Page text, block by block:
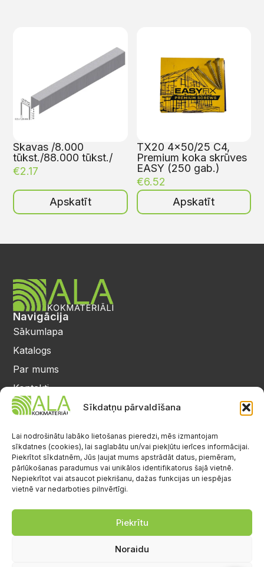
Sīkdatņu pārvaldīšana
Lai nodrošinātu labāko lietošanas pieredzi, mēs izmantojam
sīkdatnes (cookies), lai saglabātu un/vai piekļūtu ierīces informācijai.
Piekrītot sīkdatnēm, Jūs ļaujat mums apstrādāt datus, piemēram,
pārlūkošanas paradumus vai unikālos identifikatorus šajā vietnē.
Nepiekrītot vai atsaucot piekrišanu, dažas funkcijas un iespējas
vietnē var nedarboties pilnvērtīgi.
Piekrītu
Noraidu
Skavas /8.000
tūkst./88.000 tūkst./
€2.17
Apskatīt
TX20 4×50/25 C4,
Premium koka skrūves
EASY (250 gab.)
€6.52
Apskatīt
Navigācija
Sākumlapa
Katalogs
Par mums
Kontakti
Privātuma politika
25 64 17 98
info@alalignea.lv
Daugavas iela 28, Mārupe
Facebook
S.-Sv.: brīvs